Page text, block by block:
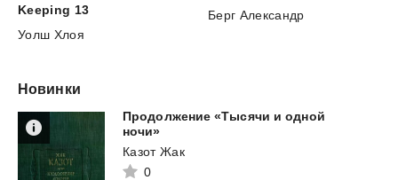
Keeping 13
Уолш Хлоя
Берг Александр
Новинки
Продолжение «Тысячи и одной
ночи»
Казот Жак
0